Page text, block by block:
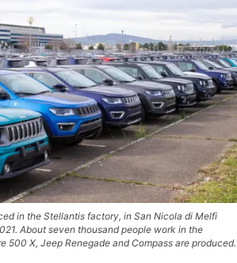
in the Stellantis factory, in San Nicola di Melfi
About seven thousand people work in the
500 X, Jeep Renegade and Compass are produced.